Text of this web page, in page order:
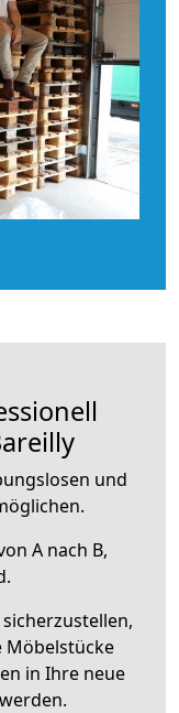
und
A nach B,
Möbelstücke
in Ihre neue